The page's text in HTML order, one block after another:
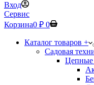
Вход
Сервис
Корзина0 ₽ 0
Каталог товаров +
Садовая